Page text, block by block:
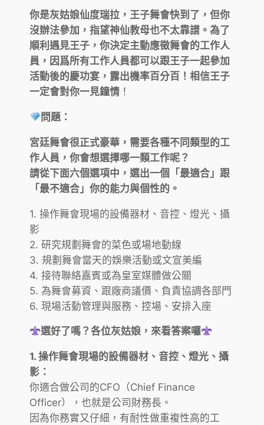
你是灰姑娘仙度瑞拉，王子舞會快到了，但你
沒辦法參加，指望神仙教母也不太靠譜。為了
順利遇見王子，你決定主動應徵舞會的工作人
員，因爲所有工作人員都可以跟王子一起參加
活動後的慶功宴，露出機率百分百！相信王子
一定會對你一見鐘情 ！
問題：
宮廷舞會很正式豪華，需要各種不同類型的工
作人員，你會想選擇哪一類工作呢？
請從下面六個選項中，選出一個「最適合」跟
「最不適合」你的能力與個性的。
1. 操作舞會現場的設備器材、音控、燈光、攝
影
2. 研究規劃舞會的菜色或場地動線
3. 規劃舞會當天的娛樂活動或文宣美編
4. 接待聯絡嘉賓或為皇室媒體做公關
5. 為舞會募資、跟廠商議價、負責協調各部門
6. 現場活動管理與服務、控場、安排入座
選好了嗎？各位灰姑娘，來看答案囉
1. 操作舞會現場的設備器材、音控、燈光、攝
影：
你適合做公司的CFO（Chief Finance
Officer），也就是公司財務長。
因為你務實又仔細，有耐性做重複性高的工